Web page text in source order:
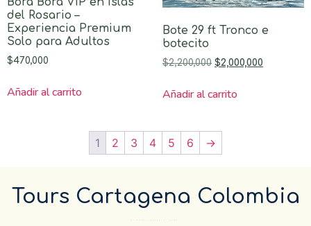
del Rosario –
Experiencia Premium
Solo para Adultos
$470,000
Añadir al carrito
Bote 29 ft Tronco e
botecito
$2,200,000 $2,000,000
Añadir al carrito
1 2 3 4 5 6 →
Tours Cartagena Colombia